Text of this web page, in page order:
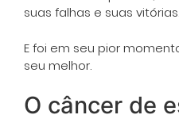
suas falhas e suas vitórias.
E foi em seu pior
seu melhor.
O câncer de